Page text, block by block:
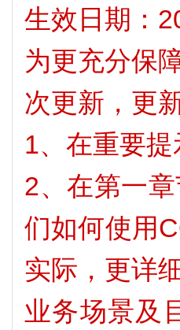
生效日期：
为更充分保
次更新，更
1、在重要
2、在第一
们如何使用
实际，更详
业务场景及